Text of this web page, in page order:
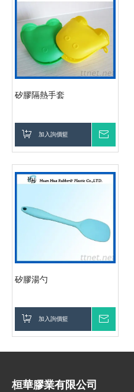
矽膠隔熱手套
加入詢價籃
矽膠湯勺
加入詢價籃
桓華膠業有限公司